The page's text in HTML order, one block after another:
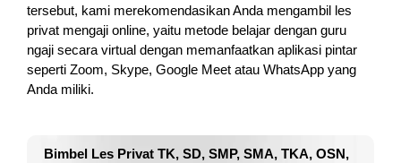
tersebut, kami merekomendasikan Anda mengambil les
privat mengaji online, yaitu metode belajar dengan guru
ngaji secara virtual dengan memanfaatkan aplikasi pintar
seperti Zoom, Skype, Google Meet atau WhatsApp yang
Anda miliki.
Bimbel Les Privat TK, SD, SMP, SMA, TKA, OSN,